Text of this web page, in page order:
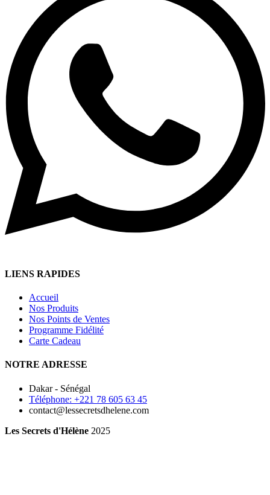
LIENS RAPIDES
Accueil
Nos Produits
Nos Points de Ventes
Programme Fidélité
Carte Cadeau
NOTRE ADRESSE
Dakar - Sénégal
Téléphone: +221 78 605 63 45
contact@lessecretsdhelene.com
Les Secrets d'Hélène 2025